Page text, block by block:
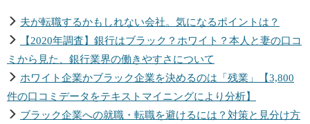
夫が転職するかもしれない会社。気になるポイントは？
【2020年調査】銀行はブラック？ホワイト？本人と妻の口コ
ミから見た、銀行業界の働きやすさについて
ホワイト企業かブラック企業を決めるのは「残業」【3,800
件の口コミデータをテキストマイニングにより分析】
ブラック企業への就職・転職を避けるには？対策と見分け方